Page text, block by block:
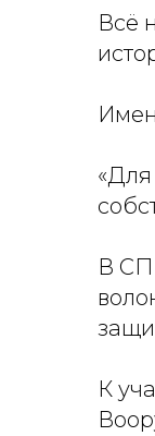
Всё
В СП
К